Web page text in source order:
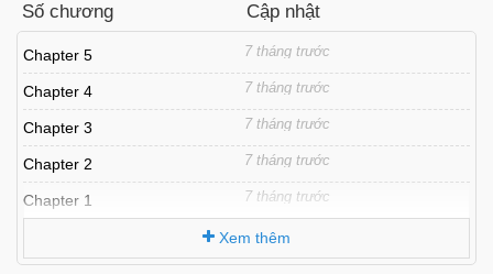
Số chương Cập nhật
Chapter 5 7 tháng trước
Chapter 4 7 tháng trước
Chapter 3 7 tháng trước
Chapter 2 7 tháng trước
Chapter 1 7 tháng trước
Xem thêm